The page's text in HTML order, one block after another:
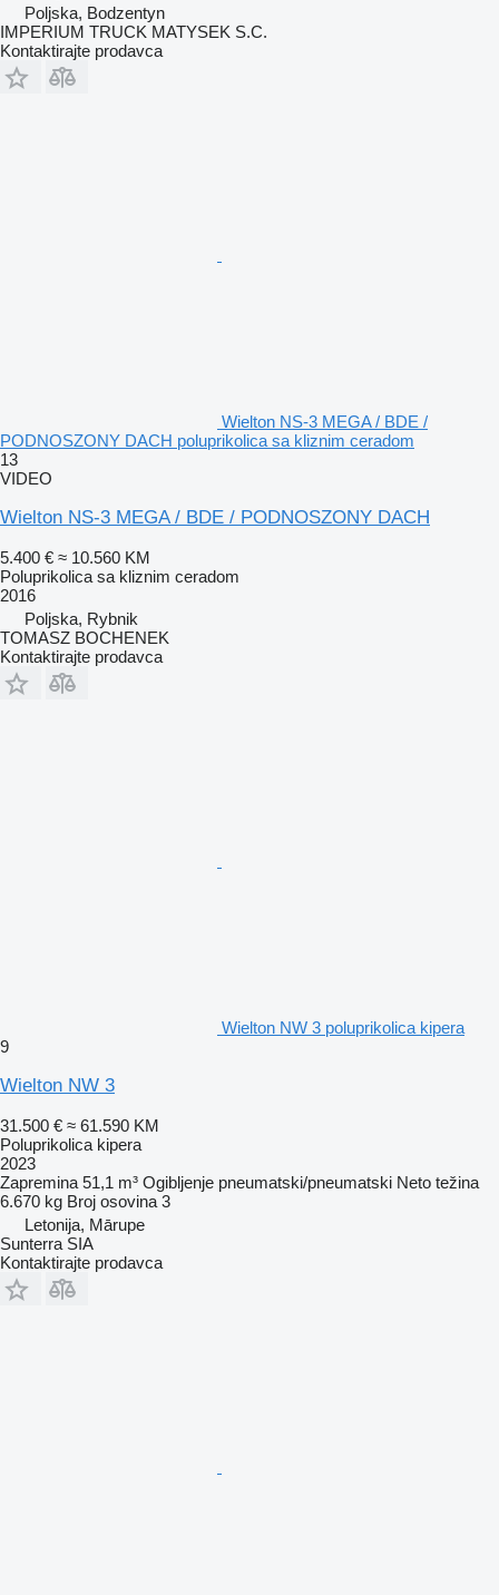
Poljska, Bodzentyn
IMPERIUM TRUCK MATYSEK S.C.
Kontaktirajte prodavca
Wielton NS-3 MEGA / BDE /
PODNOSZONY DACH poluprikolica sa kliznim ceradom
13
VIDEO
Wielton NS-3 MEGA / BDE / PODNOSZONY DACH
5.400 € ≈ 10.560 KM
Poluprikolica sa kliznim ceradom
2016
Poljska, Rybnik
TOMASZ BOCHENEK
Kontaktirajte prodavca
Wielton NW 3 poluprikolica kipera
9
Wielton NW 3
31.500 € ≈ 61.590 KM
Poluprikolica kipera
2023
Zapremina 51,1 m³ Ogibljenje pneumatski/pneumatski Neto težina
6.670 kg Broj osovina 3
Letonija, Mārupe
Sunterra SIA
Kontaktirajte prodavca